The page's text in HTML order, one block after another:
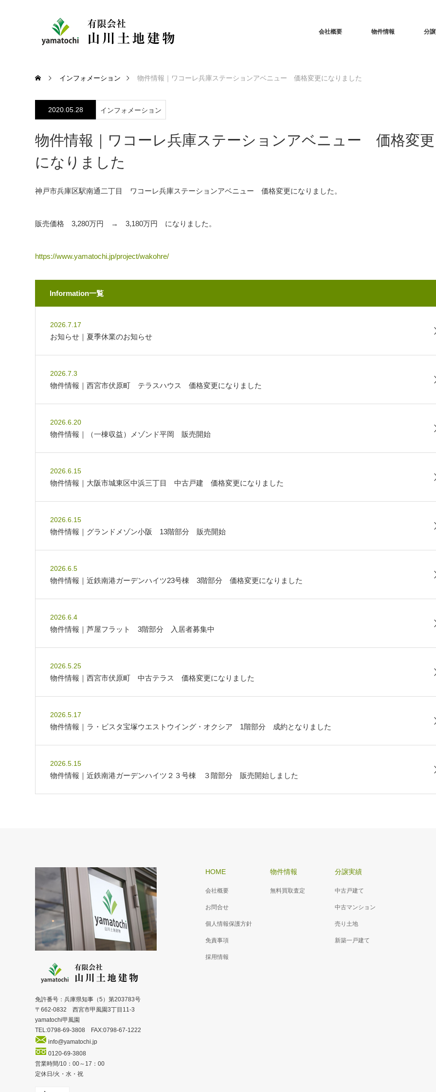
会社概要 物件情報 分
インフォメーション 物件情報｜ワコーレ兵庫ステーションアベニュー 価格変更になりました
2020.05.28 インフォメーション
物件情報｜ワコーレ兵庫ステーションアベニュー 価格変更
になりました
神戸市兵庫区駅南通二丁目 ワコーレ兵庫ステーションアベニュー 価格変更になりました。
販売価格 3,280万円 → 3,180万円 になりました。
https://www.yamatochi.jp/project/wakohre/
Information一覧
2026.7.17
お知らせ｜夏季休業のお知らせ
2026.7.3
物件情報｜西宮市伏原町 テラスハウス 価格変更になりました
2026.6.20
物件情報｜（一棟収益）メゾンド平岡 販売開始
2026.6.15
物件情報｜大阪市城東区中浜三丁目 中古戸建 価格変更になりました
2026.6.15
物件情報｜グランドメゾン小阪 13階部分 販売開始
2026.6.5
物件情報｜近鉄南港ガーデンハイツ23号棟 3階部分 価格変更になりました
2026.6.4
物件情報｜芦屋フラット 3階部分 入居者募集中
2026.5.25
物件情報｜西宮市伏原町 中古テラス 価格変更になりました
2026.5.17
物件情報｜ラ・ビスタ宝塚ウエストウイング・オクシア 1階部分 成約となりました
2026.5.15
物件情報｜近鉄南港ガーデンハイツ２３号棟 ３階部分 販売開始しました
HOME
会社概要
お問合せ
個人情報保護方針
免責事項
採用情報
物件情報
無料買取査定
分譲実績
中古戸建て
中古マンション
売り土地
新築一戸建て
免許番号：兵庫県知事（5）第203783号
〒662-0832 西宮市甲風園3丁目11-3
yamatochi甲風園
TEL:0798-69-3808 FAX:0798-67-1222
info@yamatochi.jp
0120-69-3808
営業時間/10：00～17：00
定休日/火・水・祝